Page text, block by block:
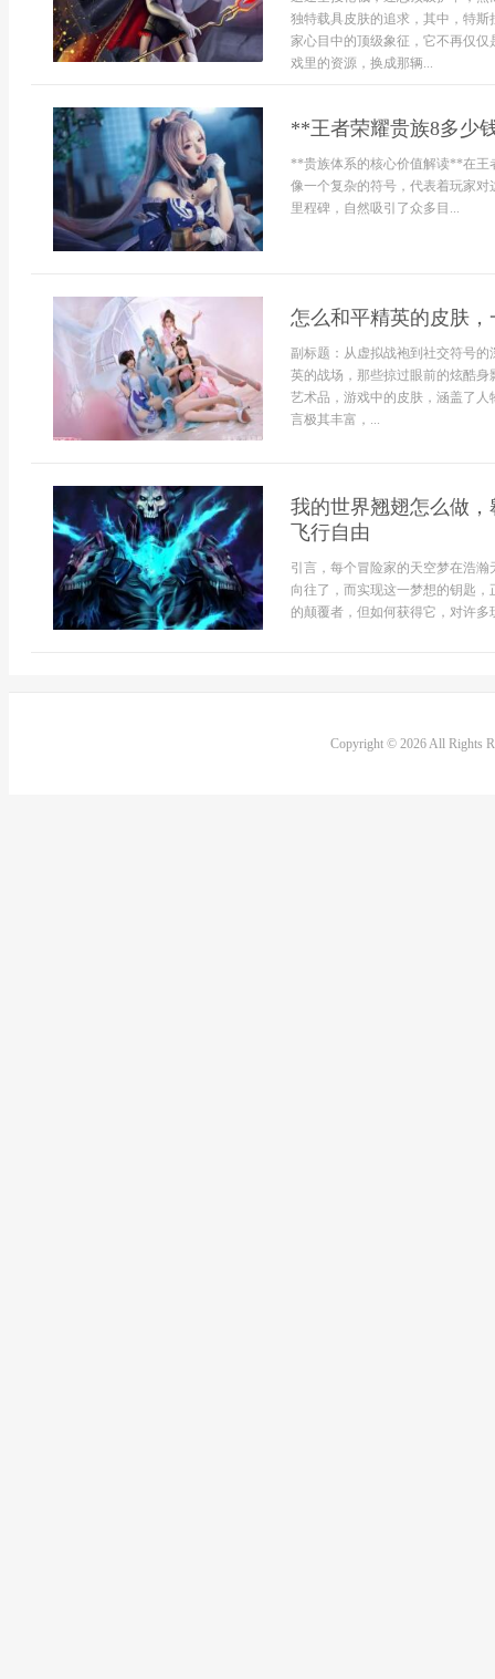
独特载具皮肤的追求，其中，特
家心目中的顶级象征，它不再仅
戏里的资源，换成那辆...
**王者荣耀贵族8多少
**贵族体系的核心价值解读**在王
像一个复杂的符号，代表着玩家
里程碑，自然吸引了众多目...
怎么和平精英的皮肤
副标题：从虚拟战袍到社交符号
英的战场，那些掠过眼前的炫酷
艺术品，游戏中的皮肤，涵盖了
言极其丰富，...
我的世界翘翅怎么做
飞行自由
引言，每个冒险家的天空梦在浩
向往了，而实现这一梦想的钥匙
的颠覆者，但如何获得它，对许
Copyright © 2026 All Rights